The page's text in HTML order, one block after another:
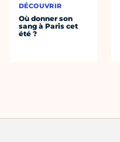
DÉCOUVRIR
Où donner son
sang à Paris cet
été ?